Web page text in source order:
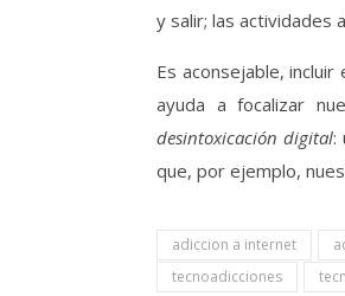
y salir; las actividades
Es aconsejable,
ayuda a focalizar
desintoxicación digital:
que, por ejemplo,
adiccion a internet
tecnoadicciones